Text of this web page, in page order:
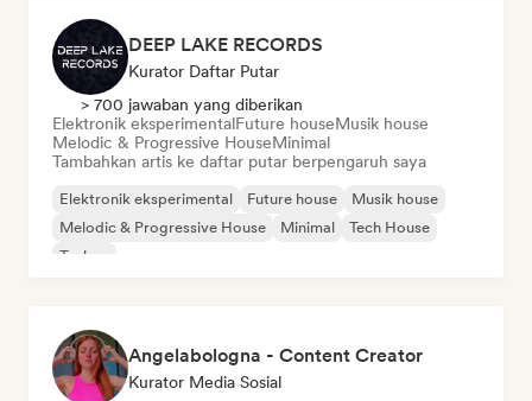
DEEP LAKE RECORDS
Kurator Daftar Putar
> 700 jawaban yang diberikan
Elektronik eksperimentalFuture houseMusik house
Melodic & Progressive HouseMinimal
Tambahkan artis ke daftar putar berpengaruh saya
Elektronik eksperimental Future house
Musik house
Melodic & Progressive House
Minimal
Tech House
Techno
Angelabologna - Content Creator
Kurator Media Sosial